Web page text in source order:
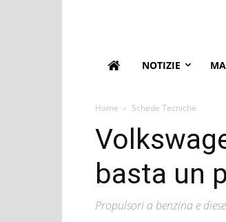
NOTIZIE
Home Schede Tecniche
basta un
Propulsori a benzina e